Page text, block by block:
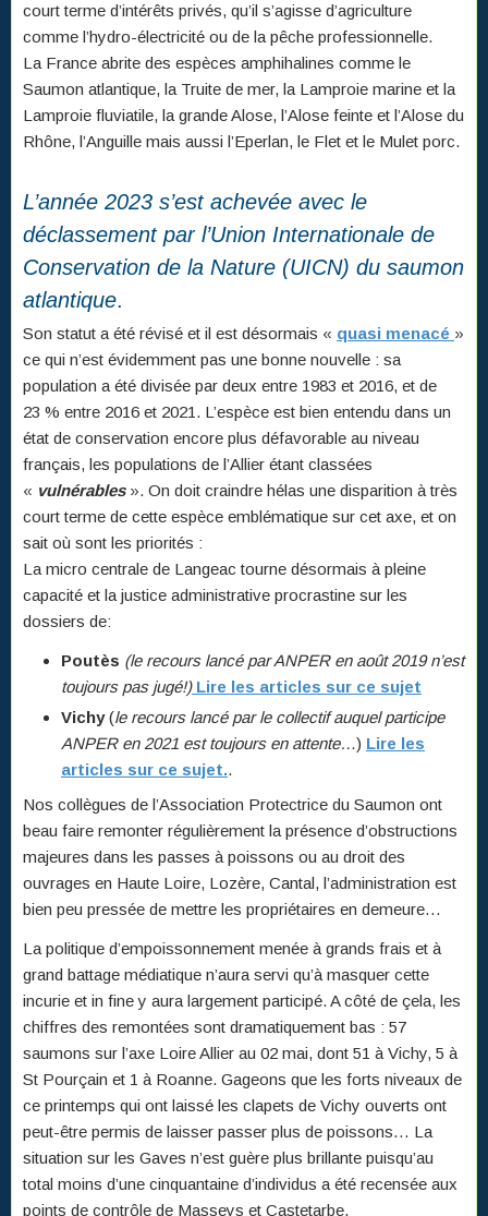
court terme d’intérêts privés, qu’il s’agisse d’agriculture
comme l’hydro-électricité ou de la pêche professionnelle.
La France abrite des espèces amphihalines comme le
Saumon atlantique, la Truite de mer, la Lamproie marine et la
Lamproie fluviatile, la grande Alose, l’Alose feinte et l’Alose du
Rhône, l’Anguille mais aussi l’Eperlan, le Flet et le Mulet porc.
L’année 2023 s’est achevée avec le
déclassement par l’Union Internationale de
Conservation de la Nature (UICN) du saumon
atlantique.
Son statut a été révisé et il est désormais « quasi menacé »
ce qui n’est évidemment pas une bonne nouvelle : sa
population a été divisée par deux entre 1983 et 2016, et de
23 % entre 2016 et 2021. L’espèce est bien entendu dans un
état de conservation encore plus défavorable au niveau
français, les populations de l’Allier étant classées
« vulnérables». On doit craindre hélas une disparition à très
court terme de cette espèce emblématique sur cet axe, et on
sait où sont les priorités :
La micro centrale de Langeac tourne désormais à pleine
capacité et la justice administrative procrastine sur les
dossiers de:
Poutès (le recours lancé par ANPER en août 2019 n’est
toujours pas jugé!)Lire les articles sur ce sujet
Vichy(le recours lancé par le collectif auquel participe
ANPER en 2021 est toujours en attente…) Lire les
articles sur ce sujet..
Nos collègues de l’Association Protectrice du Saumon ont
beau faire remonter régulièrement la présence d’obstructions
majeures dans les passes à poissons ou au droit des
ouvrages en Haute Loire, Lozère, Cantal, l’administration est
bien peu pressée de mettre les propriétaires en demeure…
La politique d’empoissonnement menée à grands frais et à
grand battage médiatique n’aura servi qu’à masquer cette
incurie et in fine y aura largement participé. A côté de çela, les
chiffres des remontées sont dramatiquement bas : 57
saumons sur l’axe Loire Allier au 02 mai, dont 51 à Vichy, 5 à
St Pourçain et 1 à Roanne. Gageons que les forts niveaux de
ce printemps qui ont laissé les clapets de Vichy ouverts ont
peut-être permis de laisser passer plus de poissons… La
situation sur les Gaves n’est guère plus brillante puisqu’au
total moins d’une cinquantaine d’individus a été recensée aux
points de contrôle de Masseys et Castetarbe.